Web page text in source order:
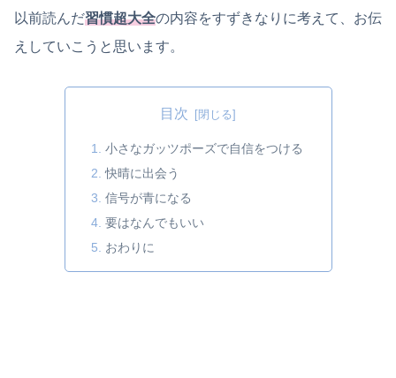
以前読んだ習慣超大全の内容をすずきなりに考えて、お伝
えしていこうと思います。
目次
小さなガッツポーズで自信をつける
快晴に出会う
信号が青になる
要はなんでもいい
おわりに